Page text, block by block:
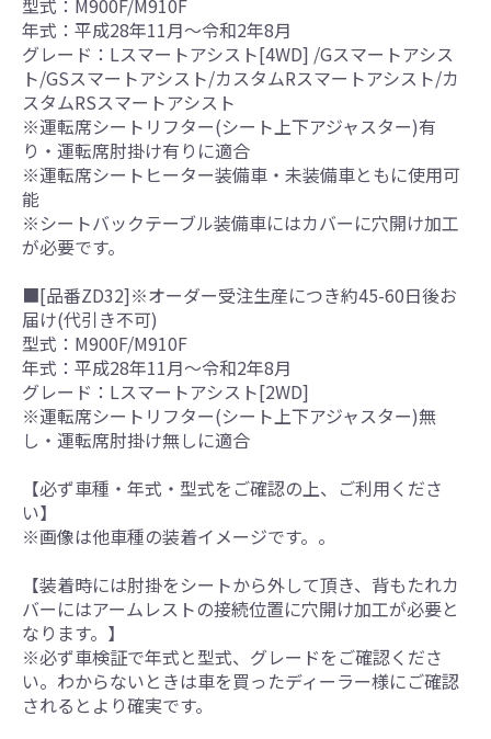
型式：M900F/M910F
年式：平成28年11月～令和2年8月
グレード：Lスマートアシスト[4WD] /Gスマートアシス
ト/GSスマートアシスト/カスタムRスマートアシスト/カ
スタムRSスマートアシスト
※運転席シートリフター(シート上下アジャスター)有
り・運転席肘掛け有りに適合
※運転席シートヒーター装備車・未装備車ともに使用可
能
※シートバックテーブル装備車にはカバーに穴開け加工
が必要です。
■[品番ZD32]※オーダー受注生産につき約45-60日後お
届け(代引き不可)
型式：M900F/M910F
年式：平成28年11月～令和2年8月
グレード：Lスマートアシスト[2WD]
※運転席シートリフター(シート上下アジャスター)無
し・運転席肘掛け無しに適合
【必ず車種・年式・型式をご確認の上、ご利用くださ
い】
※画像は他車種の装着イメージです。。
【装着時には肘掛をシートから外して頂き、背もたれカ
バーにはアームレストの接続位置に穴開け加工が必要と
なります。】
※必ず車検証で年式と型式、グレードをご確認くださ
い。わからないときは車を買ったディーラー様にご確認
されるとより確実です。